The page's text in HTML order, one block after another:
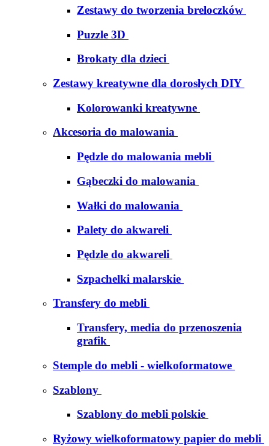
Zestawy do tworzenia breloczków
Puzzle 3D
Brokaty dla dzieci
Zestawy kreatywne dla dorosłych DIY
Kolorowanki kreatywne
Akcesoria do malowania
Pędzle do malowania mebli
Gąbeczki do malowania
Wałki do malowania
Palety do akwareli
Pędzle do akwareli
Szpachelki malarskie
Transfery do mebli
Transfery, media do przenoszenia
grafik
Stemple do mebli - wielkoformatowe
Szablony
Szablony do mebli polskie
Ryżowy wielkoformatowy papier do mebli